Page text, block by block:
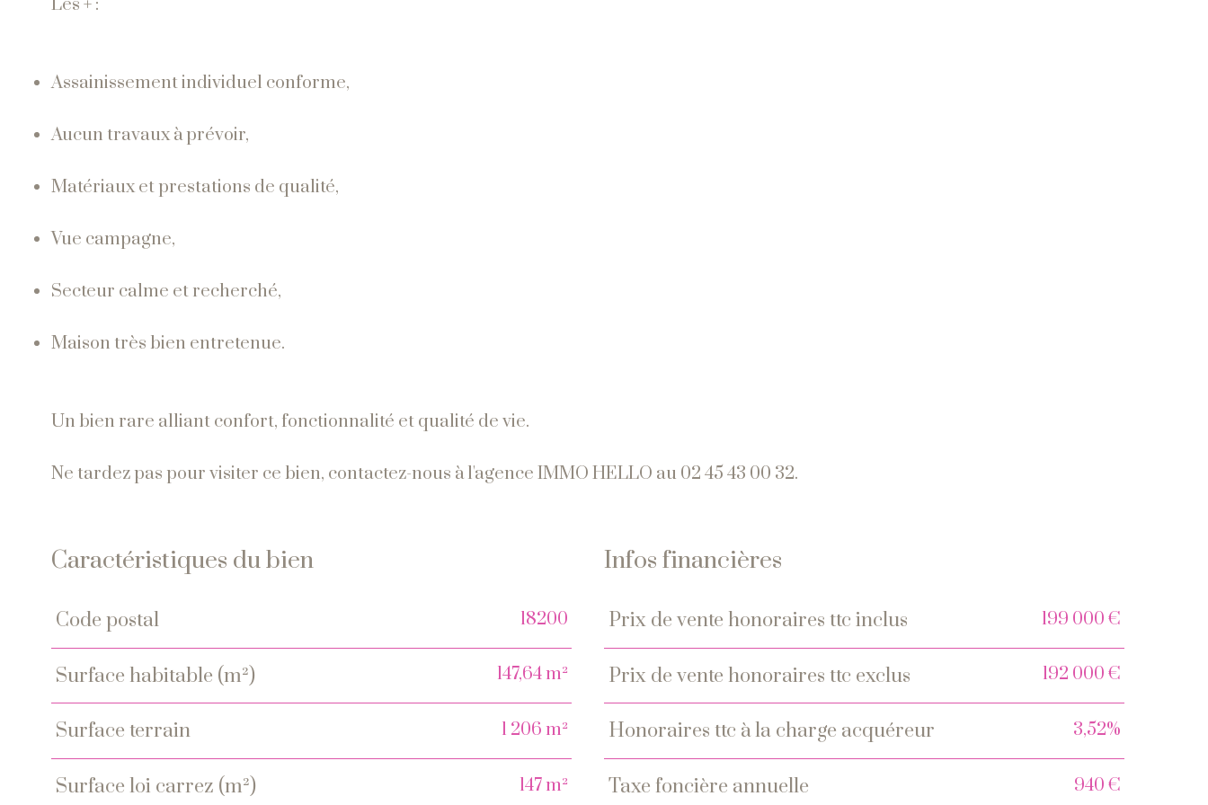
Les + :
Assainissement individuel conforme,
Aucun travaux à prévoir,
Matériaux et prestations de qualité,
Vue campagne,
Secteur calme et recherché,
Maison très bien entretenue.
Un bien rare alliant confort, fonctionnalité et qualité de vie.
Ne tardez pas pour visiter ce bien, contactez-nous à l'agence IMMO HELLO au 02 45 43 00 32.
Caractéristiques du bien
Caractéristiques
code postal 18200
surface habitable (m²) 147,64 m²
surface terrain 1 206 m²
surface loi carrez (m²) 147 m²
Infos financières
Caractéristiques Valeurs
prix de vente honoraires ttc inclus 199 000 €
prix de vente honoraires ttc exclus 192 000 €
honoraires ttc à la charge acquéreur 3,52%
taxe foncière annuelle 940 €